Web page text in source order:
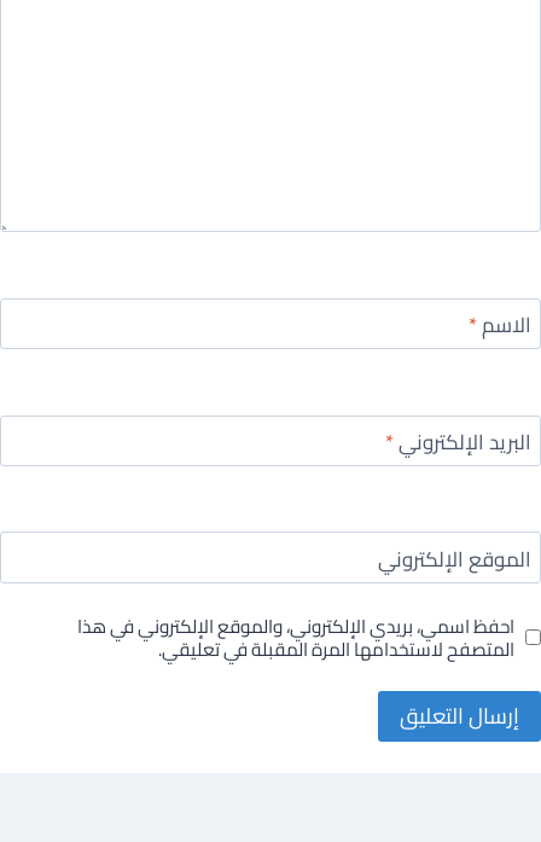
الاسم*
البريد الإلكتروني*
الموقع الإلكتروني
احفظ اسمي، بريدي الإلكتروني، والموقع الإلكتروني في هذا
المتصفح لاستخدامها المرة المقبلة في تعليقي.